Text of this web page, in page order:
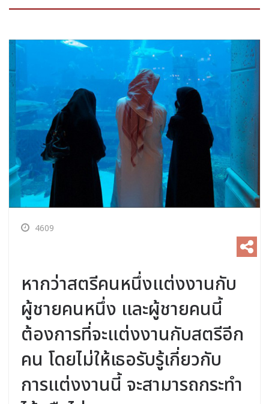
4609
หากว่าสตรีคนหนึ่งแต่งงานกับ
ผู้ชายคนหนึ่ง และผู้ชายคนนี้
ต้องการที่จะแต่งงานกับสตรีอีก
คน โดยไม่ให้เธอรับรู้เกี่ยวกับ
การแต่งงานนี้ จะสามารถกระทำ